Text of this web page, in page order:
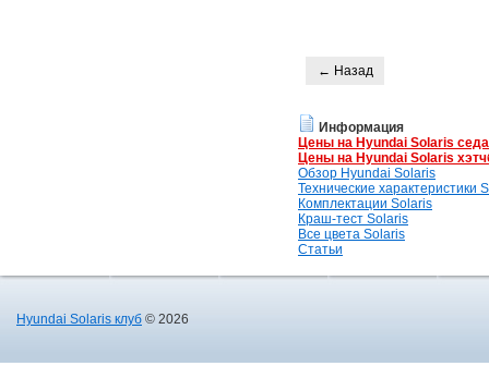
← Назад
Информация
Цены на Hyundai Solaris
Цены на Hyundai Solaris
Обзор Hyundai Solaris
Технические характеристики
Комплектации Solaris
Краш-тест Solaris
Все цвета Solaris
Статьи
Hyundai Solaris клуб © 2026